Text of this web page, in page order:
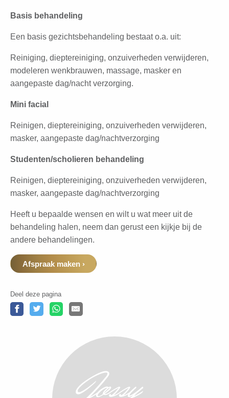
Basis behandeling
Een basis gezichtsbehandeling bestaat o.a. uit:
Reiniging, dieptereiniging, onzuiverheden verwijderen,
modeleren wenkbrauwen, massage, masker en
aangepaste dag/nacht verzorging.
Mini facial
Reinigen, dieptereiniging, onzuiverheden verwijderen,
masker, aangepaste dag/nachtverzorging
Studenten/scholieren behandeling
Reinigen, dieptereiniging, onzuiverheden verwijderen,
masker, aangepaste dag/nachtverzorging
Heeft u bepaalde wensen en wilt u wat meer uit de
behandeling halen, neem dan gerust een kijkje bij de
andere behandelingen.
Afspraak maken ›
Deel deze pagina